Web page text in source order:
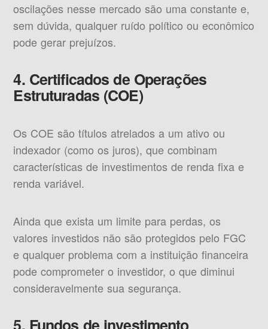
oscilações nesse mercado são uma constante e,
sem dúvida, qualquer ruído político ou econômico
pode gerar prejuízos.
4. Certificados de Operações
Estruturadas (COE)
Os COE são títulos atrelados a um ativo ou
indexador (como os juros), que combinam
características de investimentos de renda fixa e
renda variável.
Ainda que exista um limite para perdas, os
valores investidos não são protegidos pelo FGC
e qualquer problema com a instituição financeira
pode comprometer o investidor, o que diminui
consideravelmente sua segurança.